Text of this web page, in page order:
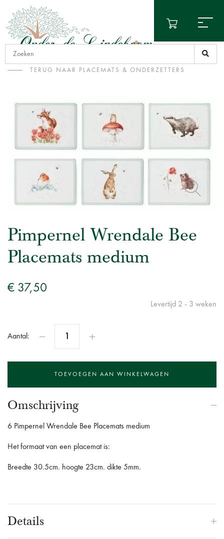
TERUG NAAR PLACEMATS & ONDERZETTERS
Pimpernel Wrendale Bee
Placemats medium
€ 37,50
Levertijd 2 - 3 weken
Aantal:
Omschrijving
6 Pimpernel Wrendale Bee Placemats medium
Het formaat van een placemat is:
Breedte 30.5cm. hoogte 23cm. dikte 5mm.
Details